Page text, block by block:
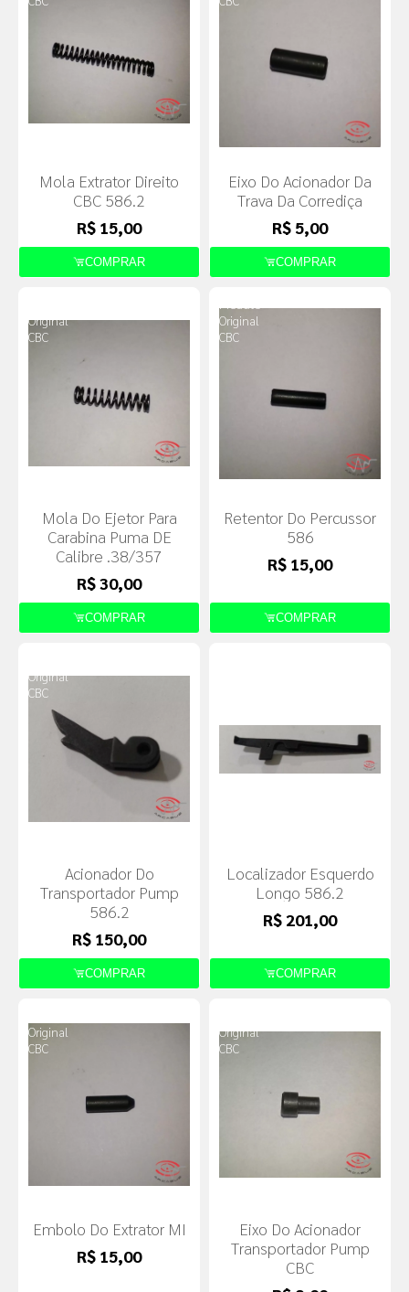
Mola Extrator Direito
CBC 586.2
R$ 15,00
COMPRAR
Eixo Do Acionador Da
Trava Da Corrediça
R$ 5,00
COMPRAR
Original
CBC
Mola Do Ejetor Para
Carabina Puma DE
Calibre .38/357
R$ 30,00
COMPRAR
Original
CBC
Retentor Do Percussor
586
R$ 15,00
COMPRAR
Original
CBC
Acionador Do
Transportador Pump
586.2
R$ 150,00
COMPRAR
Localizador Esquerdo
Longo 586.2
R$ 201,00
COMPRAR
Original
CBC
Embolo Do Extrator MI
R$ 15,00
Original
CBC
Eixo Do Acionador
Transportador Pump
CBC